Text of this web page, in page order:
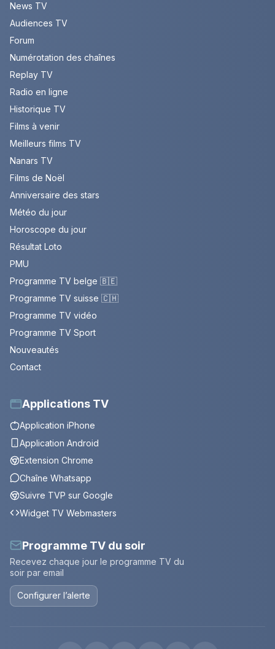
News TV
Audiences TV
Forum
Numérotation des chaînes
Replay TV
Radio en ligne
Historique TV
Films à venir
Meilleurs films TV
Nanars TV
Films de Noël
Anniversaire des stars
Météo du jour
Horoscope du jour
Résultat Loto
PMU
Programme TV belge 🇧🇪
Programme TV suisse 🇨🇭
Programme TV vidéo
Programme TV Sport
Nouveautés
Contact
Applications TV
Application iPhone
Application Android
Extension Chrome
Chaîne Whatsapp
Suivre TVP sur Google
Widget TV Webmasters
Programme TV du soir
Recevez chaque jour le programme TV du
soir par email
Configurer l’alerte